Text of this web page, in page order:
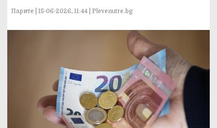
Парите | 15-06-2026, 11:44 | Plevenutre.bg